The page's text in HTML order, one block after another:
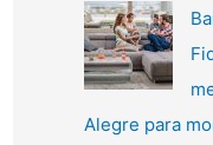
Alegre para